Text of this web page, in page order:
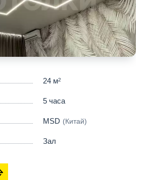
24 м2
5 часа
MSD (Китай)
Зал